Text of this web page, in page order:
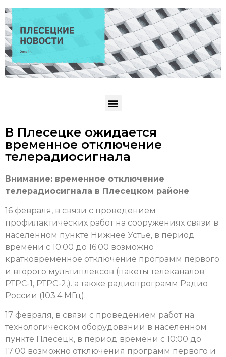
В Плесецке ожидается
временное отключение
телерадиосигнала
Внимание: временное отключение
телерадиосигнала в Плесецком районе
16 февраля, в связи с проведением
профилактических работ на сооружениях связи в
населенном пункте Нижнее Устье, в период
времени с 10:00 до 16:00 возможно
кратковременное отключение программ первого
и второго мультиплексов (пакеты телеканалов
РТРС-1, РТРС-2,). а также радиопрограмм Радио
России (103.4 МГц).
17 февраля, в связи с проведением работ на
технологическом оборудовании в населенном
пункте Плесецк, в период времени с 10:00 до
17:00 возможно отключения программ первого и